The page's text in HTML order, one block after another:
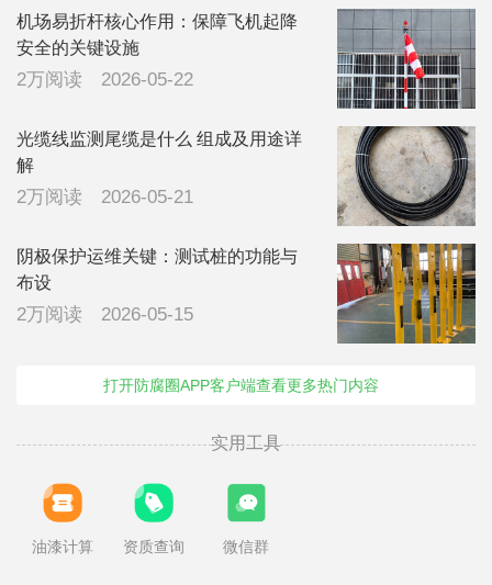
机场易折杆核心作用：保障飞机起降
安全的关键设施
2万阅读 2026-05-22
光缆线监测尾缆是什么 组成及用途详
解
2万阅读 2026-05-21
阴极保护运维关键：测试桩的功能与
布设
2万阅读 2026-05-15
打开防腐圈APP客户端查看更多热门内容
实用工具
油漆计算 资质查询 微信群